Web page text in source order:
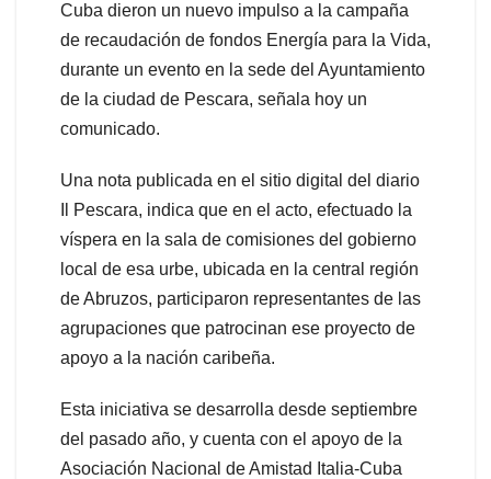
Cuba dieron un nuevo impulso a la campaña
de recaudación de fondos Energía para la Vida,
durante un evento en la sede del Ayuntamiento
de la ciudad de Pescara, señala hoy un
comunicado.
Una nota publicada en el sitio digital del diario
Il Pescara, indica que en el acto, efectuado la
víspera en la sala de comisiones del gobierno
local de esa urbe, ubicada en la central región
de Abruzos, participaron representantes de las
agrupaciones que patrocinan ese proyecto de
apoyo a la nación caribeña.
Esta iniciativa se desarrolla desde septiembre
del pasado año, y cuenta con el apoyo de la
Asociación Nacional de Amistad Italia-Cuba